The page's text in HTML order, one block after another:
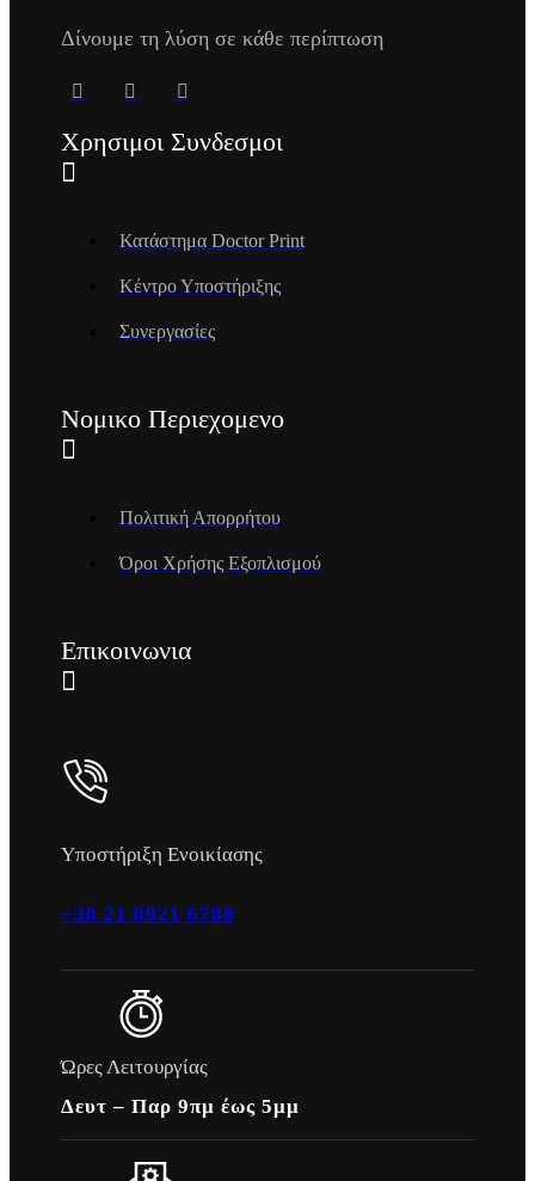
Δίνουμε τη λύση σε κάθε περίπτωση
Χρησιμοι Συνδεσμοι
Κατάστημα Doctor Print
Κέντρο Υποστήριξης
Συνεργασίες
Νομικο Περιεχομενο
Πολιτική Απορρήτου
Όροι Χρήσης Εξοπλισμού
Επικοινωνια
Υποστήριξη Ενοικίασης
+30 21 0921 6788
Ώρες Λειτουργίας
Δευτ – Παρ 9πμ έως 5μμ